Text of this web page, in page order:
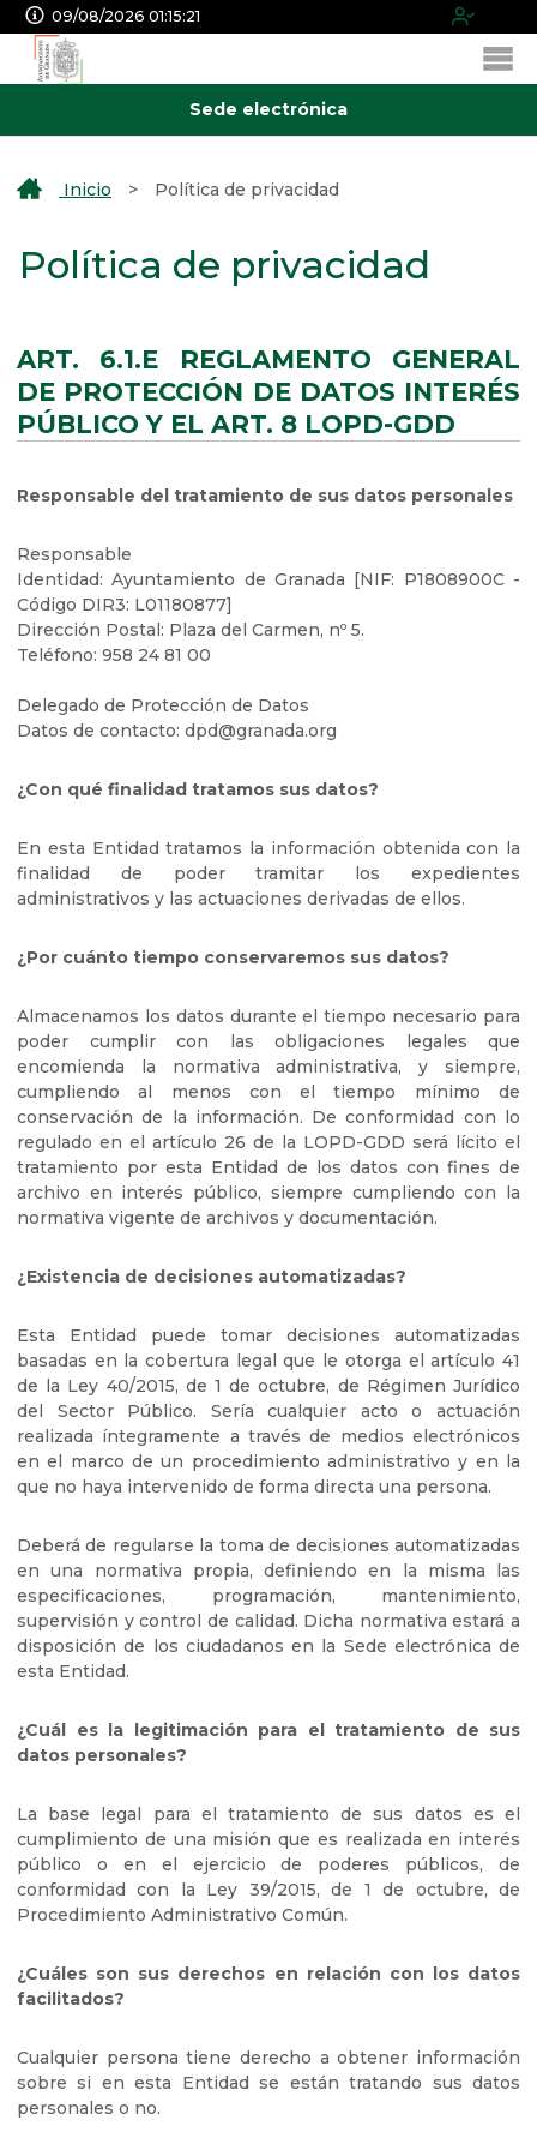
09/08/2026 01:15:21
Sede electrónica
Inicio > Política de privacidad
Política de privacidad
ART. 6.1.E REGLAMENTO GENERAL
DE PROTECCIÓN DE DATOS INTERÉS
PÚBLICO Y EL ART. 8 LOPD-GDD
Responsable del tratamiento de sus datos personales
Responsable
Identidad: Ayuntamiento de Granada [NIF: P1808900C -
Código DIR3: L01180877]
Dirección Postal: Plaza del Carmen, nº 5.
Teléfono: 958 24 81 00
Delegado de Protección de Datos
Datos de contacto: dpd@granada.org
¿Con qué finalidad tratamos sus datos?
En esta Entidad tratamos la información obtenida con la
finalidad de poder tramitar los expedientes
administrativos y las actuaciones derivadas de ellos.
¿Por cuánto tiempo conservaremos sus datos?
Almacenamos los datos durante el tiempo necesario para
poder cumplir con las obligaciones legales que
encomienda la normativa administrativa, y siempre,
cumpliendo al menos con el tiempo mínimo de
conservación de la información. De conformidad con lo
regulado en el artículo 26 de la LOPD-GDD será lícito el
tratamiento por esta Entidad de los datos con fines de
archivo en interés público, siempre cumpliendo con la
normativa vigente de archivos y documentación.
¿Existencia de decisiones automatizadas?
Esta Entidad puede tomar decisiones automatizadas
basadas en la cobertura legal que le otorga el artículo 41
de la Ley 40/2015, de 1 de octubre, de Régimen Jurídico
del Sector Público. Sería cualquier acto o actuación
realizada íntegramente a través de medios electrónicos
en el marco de un procedimiento administrativo y en la
que no haya intervenido de forma directa una persona.
Deberá de regularse la toma de decisiones automatizadas
en una normativa propia, definiendo en la misma las
especificaciones, programación, mantenimiento,
supervisión y control de calidad. Dicha normativa estará a
disposición de los ciudadanos en la Sede electrónica de
esta Entidad.
¿Cuál es la legitimación para el tratamiento de sus
datos personales?
La base legal para el tratamiento de sus datos es el
cumplimiento de una misión que es realizada en interés
público o en el ejercicio de poderes públicos, de
conformidad con la Ley 39/2015, de 1 de octubre, de
Procedimiento Administrativo Común.
¿Cuáles son sus derechos en relación con los datos
facilitados?
Cualquier persona tiene derecho a obtener información
sobre si en esta Entidad se están tratando sus datos
personales o no.